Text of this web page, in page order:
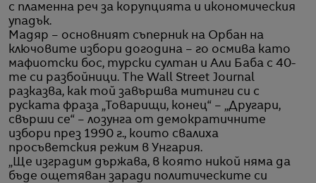
с пламенна реч за корупцията и икономическия
упадък.
Мадяр – основният съперник на Орбан на
ключовите избори догодина – го осмива като
мафиотски бос, турски султан и Али Баба с 40-
те си разбойници. The Wall Street Journal
разказва, как той завършва митинги си с
руската фраза „Товарищи, конец“ – „Другари,
свърши се“ – лозунга от демократичните
избори през 1990 г., които свалиха
просъветския режим в Унгария.
„Ще изградим държава, в която никой няма да
бъде ощетяван заради политическите си